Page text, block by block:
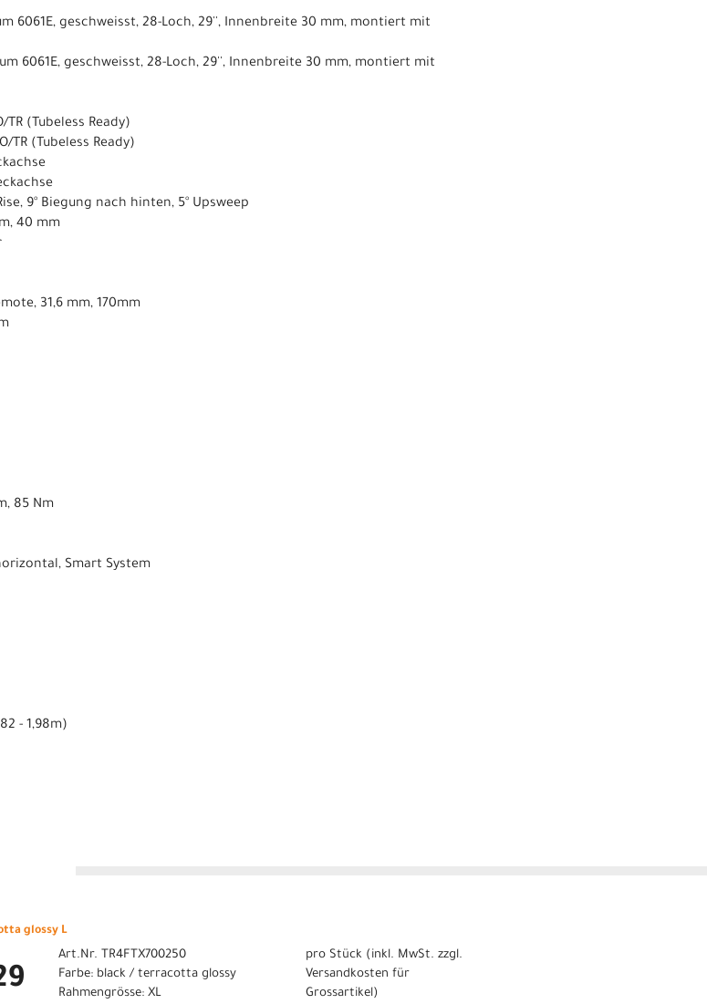
6061E, geschweisst, 28-Loch, 29'', Innenbreite 30 mm, montiert mit
6061E, geschweisst, 28-Loch, 29'', Innenbreite 30 mm, montiert mit
TR (Tubeless Ready)
TR (Tubeless Ready)
9° Biegung nach hinten, 5° Upsweep
40 mm
31,6 mm, 170mm
85 Nm
Smart System
- 1,98m)
glossy L
Art.Nr. TR4FTX700250
Farbe: black / terracotta glossy
Rahmengrösse: XL
pro Stück (inkl. MwSt. zzgl.
Versandkosten für
Grossartikel)